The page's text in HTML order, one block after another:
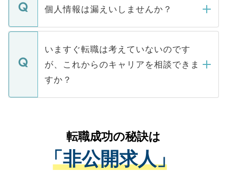
■応募殺到を避けるため 人気のある医療機
関を公にしてしまうと、応募が殺到する場
に、医療機関が求める条件に合った人材の
みを人材紹介会社に依頼するケースが増え
ています。
ん。また、仮に応募先から内定をいただい
定を承諾する必要はありません。内定先へ
の辞退の連絡はキャリアパートナーが行い
個人情報は漏えいしませんか？
個人情報が漏えいすることはありませんの
で、ご安心ください。当サイトからの登録
などで収集したご登録者様の個人情報は、
ご本人のキャリアアップおよび転職活動の
支援を目的に使用いたします。お預かりし
ているすべての個人データはご本人の許可
は、個人情報の取り扱いについての厳密な
管理基準を満たした事業者のみに付与され
る、プライバシーマークを取得済みです。
いますぐ転職は考えていないのです
が、これからのキャリアを相談できま
すか？
かがいして、現在の医療機関の状況や紹介
経験をまじえながら、適切なアドバイスを
させていただきます。すぐにご転職をされ
ない方には、長期的なサポートが可能です
転職成功の秘訣は
「非公開求人」